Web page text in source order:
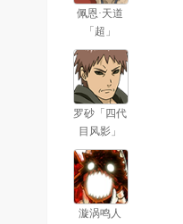
佩恩·天道
「超」
罗砂「四代
目风影」
漩涡鸣人